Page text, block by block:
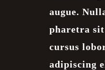
augue.
pharetra
cursus
adipiscing